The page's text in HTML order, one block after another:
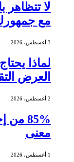
لا تتظاهر
مع
3 أغسطس، 2026
لماذا
العرض
2 أغسطس، 2026
85%
معنى
1 أغسطس، 2026